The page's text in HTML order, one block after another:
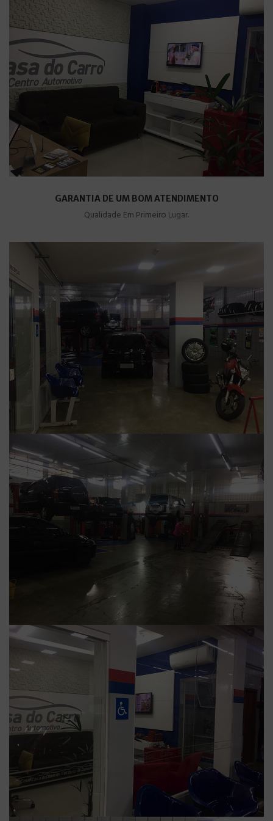
GARANTIA DE UM BOM ATENDIMENTO
Qualidade Em Primeiro Lugar.